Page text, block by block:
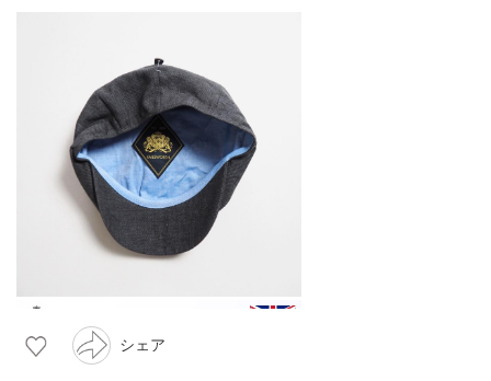
シェア